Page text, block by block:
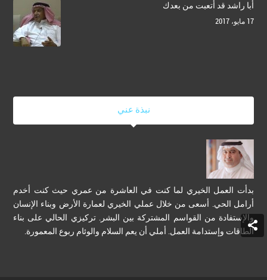
أبا راشد قد أتعبت من بعدك
17 مايو، 2017
نبذة عني
بدأت العمل الخيري لما كنت في العاشرة من عمري حيث كنت أخدم
أرامل الحي. أسعى من خلال عملي الخيري لعمارة الأرض وبناء الإنسان
والإستفادة من القواسم المشتركة بين البشر. تركيزي الحالي على بناء
الطاقات وإستدامة العمل. أملي أن يعم السلام والوئام ربوع المعمورة.